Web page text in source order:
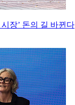
장’ 돈의 길 바뀐다